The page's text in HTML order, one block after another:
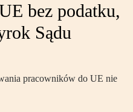
bez podatku,
Sądu
pracowników do UE nie